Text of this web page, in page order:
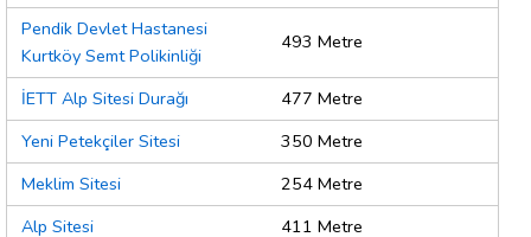
Pendik Devlet Hastanesi
Kurtköy Semt Polikinliği
493 Metre
İETT Alp Sitesi Durağı
477 Metre
Yeni Petekçiler Sitesi
350 Metre
Meklim Sitesi
254 Metre
Alp Sitesi
411 Metre